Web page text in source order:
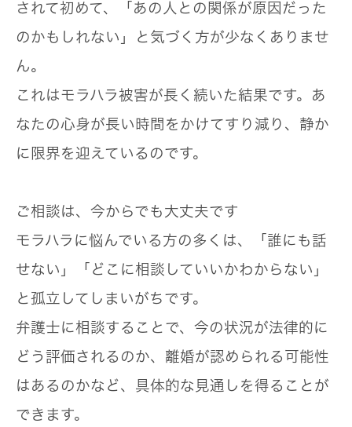
されて初めて、「あの人との関係が原因だった
のかもしれない」と気づく方が少なくありませ
ん。
これはモラハラ被害が長く続いた結果です。あ
なたの心身が長い時間をかけてすり減り、静か
に限界を迎えているのです。
ご相談は、今からでも大丈夫です
モラハラに悩んでいる方の多くは、「誰にも話
せない」「どこに相談していいかわからない」
と孤立してしまいがちです。
弁護士に相談することで、今の状況が法律的に
どう評価されるのか、離婚が認められる可能性
はあるのかなど、具体的な見通しを得ることが
できます。